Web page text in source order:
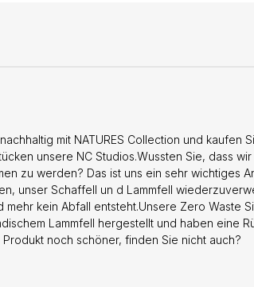
mit NATURES Collection und
unsere NC Studios.Wussten Sie, dass
zu werden? Das ist uns ein sehr wichtiges
unser Schaffell un d Lammfell
mehr kein Abfall entsteht.Unsere Zero Waste
Lammfell hergestellt und haben eine
Produkt noch schöner, finden Sie nicht auch?